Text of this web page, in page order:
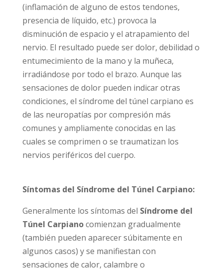
(inflamación de alguno de estos tendones,
presencia de líquido, etc.) provoca la
disminución de espacio y el atrapamiento del
nervio. El resultado puede ser dolor, debilidad o
entumecimiento de la mano y la muñeca,
irradiándose por todo el brazo. Aunque las
sensaciones de dolor pueden indicar otras
condiciones, el síndrome del túnel carpiano es
de las neuropatías por compresión más
comunes y ampliamente conocidas en las
cuales se comprimen o se traumatizan los
nervios periféricos del cuerpo.
Síntomas del Síndrome del Túnel Carpiano:
Generalmente los síntomas del Síndrome del
Túnel Carpianocomienzan gradualmente
(también pueden aparecer súbitamente en
algunos casos) y se manifiestan con
sensaciones de calor, calambre o